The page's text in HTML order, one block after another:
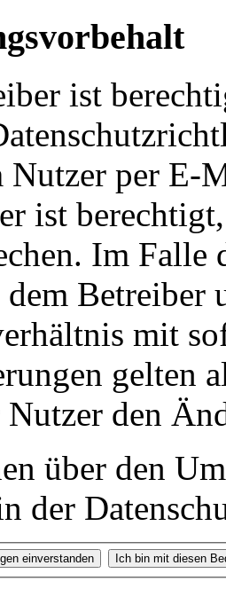
ist
Nutzer per E-
ist
Im Falle
Betreiber
mit
gelten
den
über den
der